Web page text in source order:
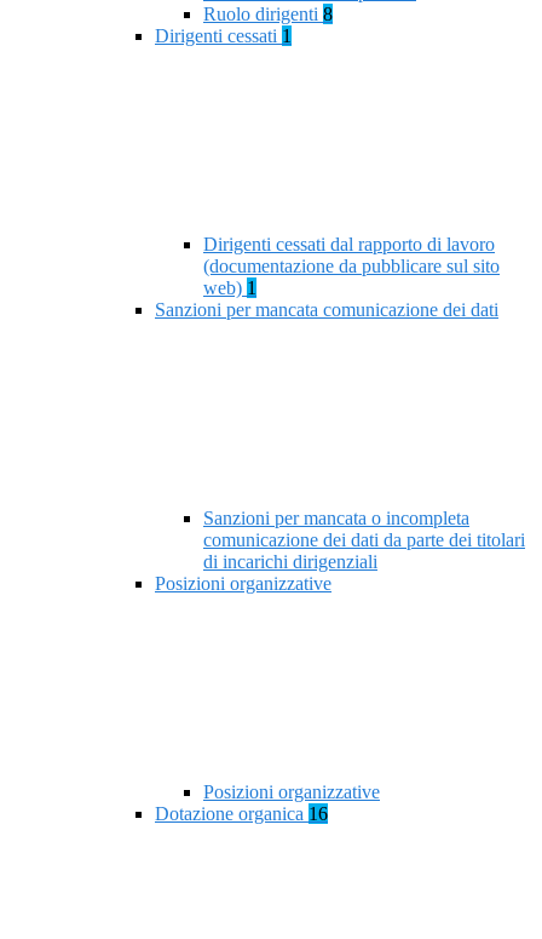
Ruolo dirigenti 8
Dirigenti cessati 1
Dirigenti cessati dal rapporto di lavoro
(documentazione da pubblicare sul sito
web) 1
Sanzioni per mancata comunicazione dei dati
Sanzioni per mancata o incompleta
comunicazione dei dati da parte dei titolari
di incarichi dirigenziali
Posizioni organizzative
Posizioni organizzative
Dotazione organica 16